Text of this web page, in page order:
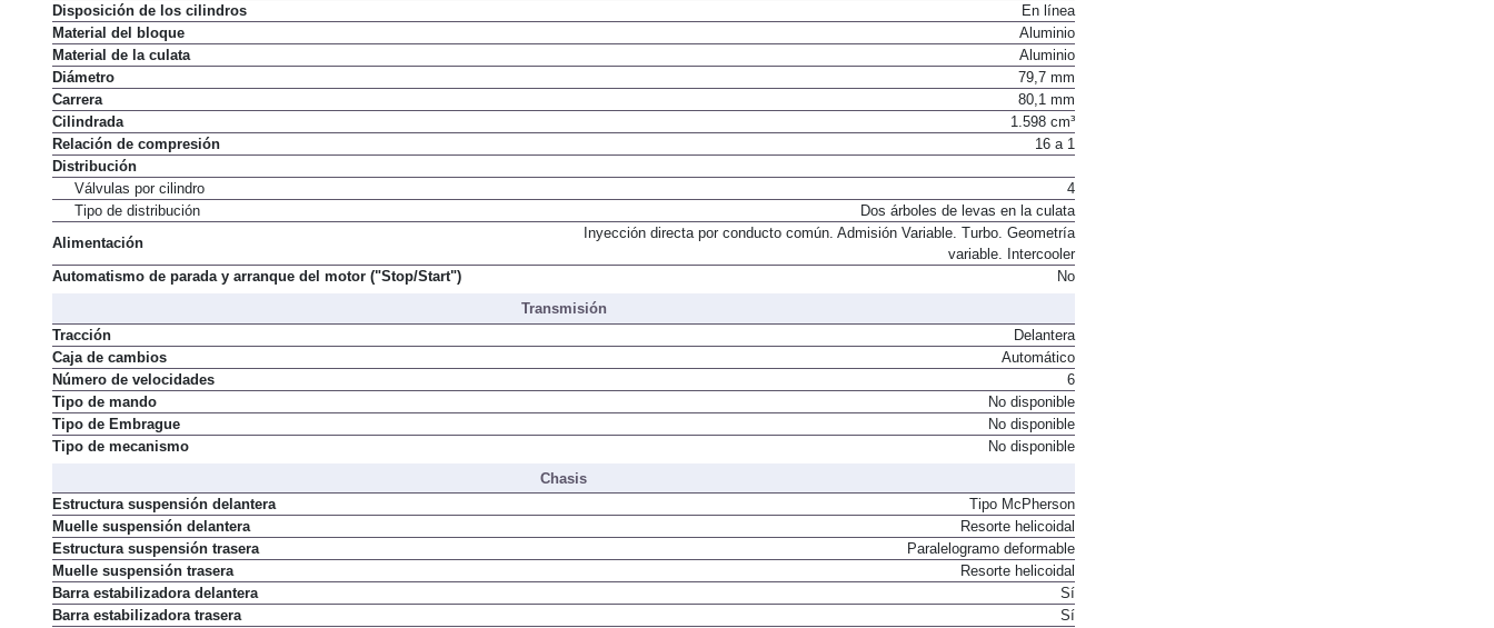
Disposición de los cilindros
En línea
Material del bloque
Aluminio
Material de la culata
Aluminio
Diámetro
79,7 mm
Carrera
80,1 mm
Cilindrada
1.598 cm³
Relación de compresión
16 a 1
Distribución
Válvulas por cilindro
4
Tipo de distribución
Dos árboles de levas en la culata
Alimentación
Inyección directa por conducto común. Admisión Variable. Turbo. Geometría
variable. Intercooler
Automatismo de parada y arranque del motor ("Stop/Start")
No
Transmisión
Tracción
Delantera
Caja de cambios
Automático
Número de velocidades
6
Tipo de mando
No disponible
Tipo de Embrague
No disponible
Tipo de mecanismo
No disponible
Chasis
Estructura suspensión delantera
Tipo McPherson
Muelle suspensión delantera
Resorte helicoidal
Estructura suspensión trasera
Paralelogramo deformable
Muelle suspensión trasera
Resorte helicoidal
Barra estabilizadora delantera
Sí
Barra estabilizadora trasera
Sí